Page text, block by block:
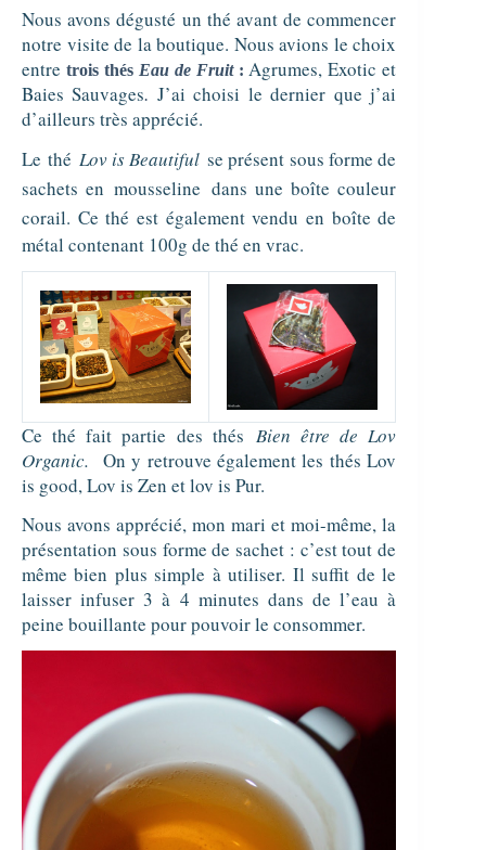
Nous avons dégusté un thé avant de commencer
notre visite de la boutique. Nous avions le choix
entre trois thés Eau de Fruit : Agrumes, Exotic et
Baies Sauvages. J’ai choisi le dernier que j’ai
d’ailleurs très apprécié.
Le thé Lov is Beautiful se présent sous forme de
sachets enmousseline dans une boîte couleur
corail. Ce thé est également vendu en boîte de
métal contenant 100g de thé en vrac.
Ce thé fait partie des thés Bien être de Lov
Organic. On y retrouve également les thés Lov
is good, Lov is Zen et lov is Pur.
Nous avons apprécié, mon mari et moi-même, la
présentation sous forme de sachet : c’est tout de
même bien plus simple à utiliser. Il suffit de le
laisser infuser 3 à 4 minutes dans de l’eau à
peine bouillante pour pouvoir le consommer.